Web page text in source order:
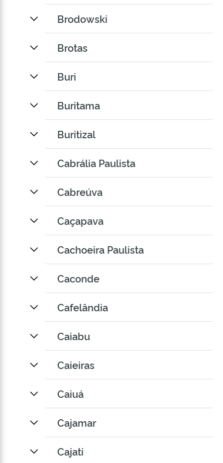
Brodowski
Brotas
Buri
Buritama
Buritizal
Cabrália Paulista
Cabreúva
Caçapava
Cachoeira Paulista
Caconde
Cafelândia
Caiabu
Caieiras
Caiuá
Cajamar
Cajati